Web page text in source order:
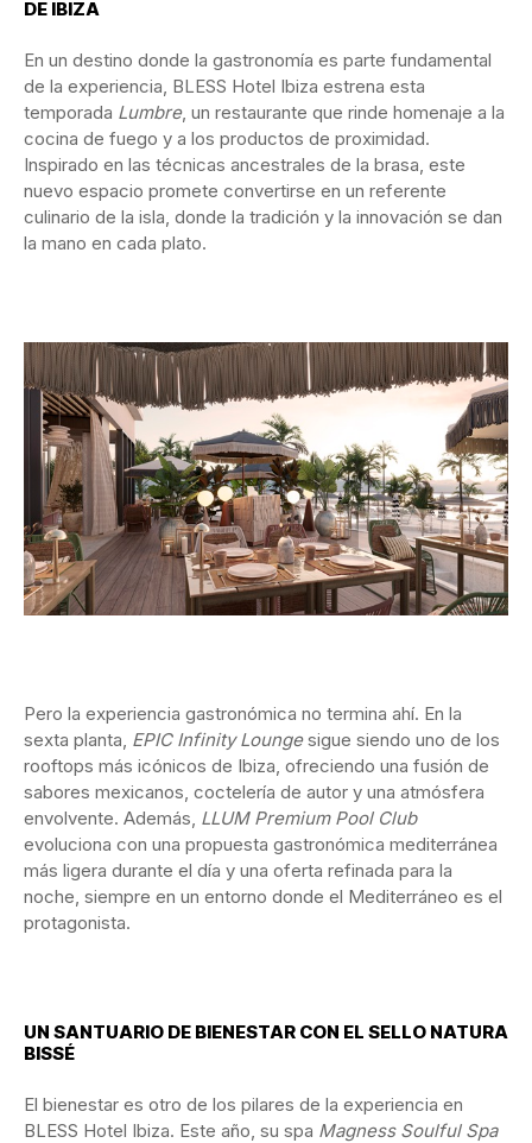
DE IBIZA
En un destino donde la gastronomía es parte fundamental
de la experiencia, BLESS Hotel Ibiza estrena esta
temporada Lumbre, un restaurante que rinde homenaje a la
cocina de fuego y a los productos de proximidad.
Inspirado en las técnicas ancestrales de la brasa, este
nuevo espacio promete convertirse en un referente
culinario de la isla, donde la tradición y la innovación se dan
la mano en cada plato.
Pero la experiencia gastronómica no termina ahí. En la
sexta planta, EPIC Infinity Loungesigue siendo uno de los
rooftops más icónicos de Ibiza, ofreciendo una fusión de
sabores mexicanos, coctelería de autor y una atmósfera
envolvente. Además, LLUM Premium Pool Club
evoluciona con una propuesta gastronómica mediterránea
más ligera durante el día y una oferta refinada para la
noche, siempre en un entorno donde el Mediterráneo es el
protagonista.
UN SANTUARIO DE BIENESTAR CON EL SELLO NATURA
BISSÉ
El bienestar es otro de los pilares de la experiencia en
BLESS Hotel Ibiza. Este año, su spa Magness Soulful Spa